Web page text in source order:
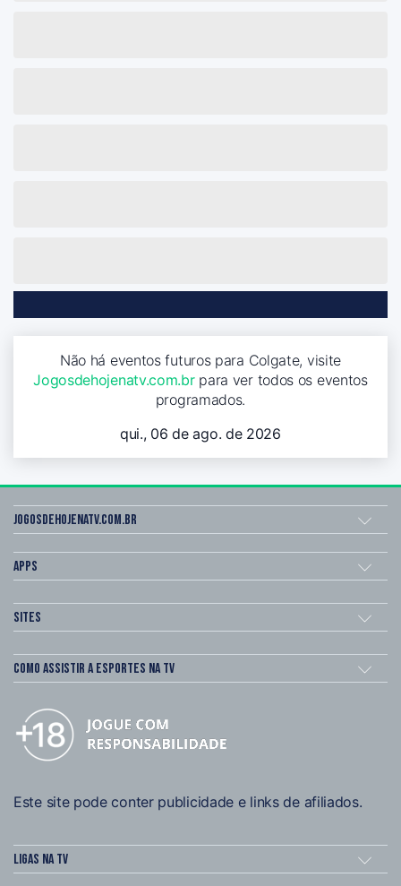
Não há eventos futuros para Colgate, visite
Jogosdehojenatv.com.brpara ver todos os eventos
programados.
qui., 06 de ago. de 2026
Jogosdehojenatv.com.br
Apps
Sites
Como assistir a esportes na TV
Este site pode conter publicidade e links de afiliados.
Ligas na TV